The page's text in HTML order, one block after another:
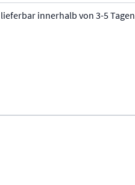
lieferbar innerhalb von 3-5 Tagen